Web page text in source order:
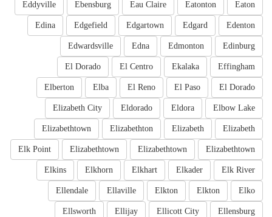
Eaton
Eatonton
Eau Claire
Ebensburg
Eddyville
Edenton
Edgard
Edgartown
Edgefield
Edina
Edinburg
Edmonton
Edna
Edwardsville
Effingham
Ekalaka
El Centro
El Dorado
El Dorado
El Paso
El Reno
Elba
Elberton
Elbow Lake
Eldora
Eldorado
Elizabeth City
Elizabeth
Elizabeth
Elizabethton
Elizabethtown
Elizabethtown
Elizabethtown
Elizabethtown
Elk Point
Elk River
Elkader
Elkhart
Elkhorn
Elkins
Elko
Elkton
Elkton
Ellaville
Ellendale
Ellensburg
Ellicott City
Ellijay
Ellsworth